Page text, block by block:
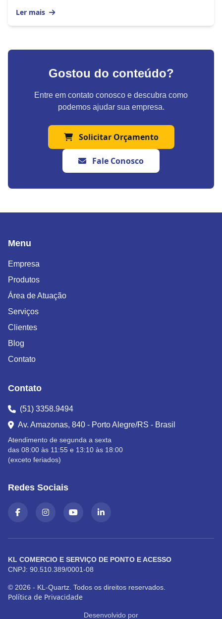
Ler mais
Gostou do conteúdo?
Entre em contato conosco e descubra como
podemos ajudar sua empresa.
Solicitar Orçamento
Fale Conosco
Menu
Empresa
Produtos
Área de Atuação
Serviços
Clientes
Blog
Contato
Contato
(51) 3358.9494
Av. Amazonas, 840 - Porto Alegre/RS - Brasil
Atendimento de segunda a sexta
das 08:00 às 11:55 e 13:10 às 18:00
(exceto feriados)
Redes Sociais
KL COMERCIO E SERVIÇO DE PONTO E ACESSO
CNPJ: 90.510.389/0001-08
© 2026 - KL-Quartz. Todos os direitos reservados.
Política de Privacidade
Desenvolvido por